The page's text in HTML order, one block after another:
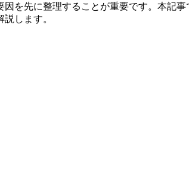
を先に整理することが重要です。本記
します。